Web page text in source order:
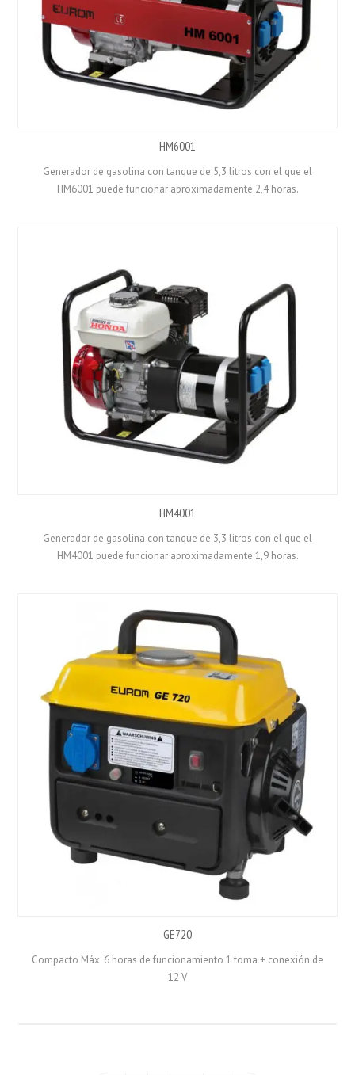
HM6001
Generador de gasolina con tanque de 5,3 litros con el que el
HM6001 puede funcionar aproximadamente 2,4 horas.
HM4001
Generador de gasolina con tanque de 3,3 litros con el que el
HM4001 puede funcionar aproximadamente 1,9 horas.
GE720
Compacto Máx. 6 horas de funcionamiento 1 toma + conexión de
12 V